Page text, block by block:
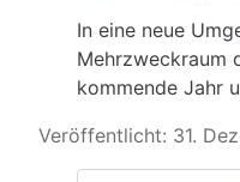
In eine neue
Mehrzweckraum
kommende Jahr
Veröffentlicht: 31.